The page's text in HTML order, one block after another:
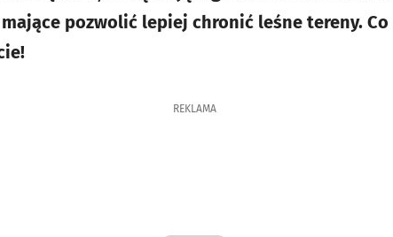
pozwolić lepiej chronić leśne tereny.
REKLAMA